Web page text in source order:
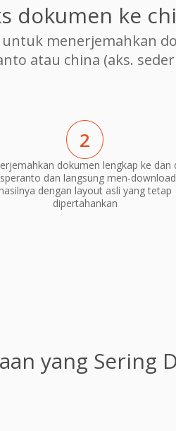
dokumen ke
menerjemahkan
atau china (aks.
2
dokumen lengkap ke dan
dan langsung men-download
dengan layout asli yang tetap
dipertahankan
yang Sering